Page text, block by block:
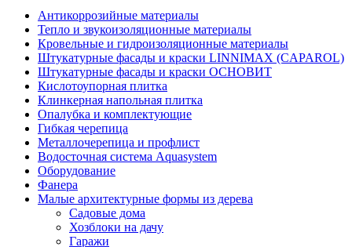
Антикоррозийные материалы
Тепло и звукоизоляционные материалы
Кровельные и гидроизоляционные материалы
Штукатурные фасады и краски LINNIMAX (CAPAROL)
Штукатурные фасады и краски ОСНОВИТ
Кислотоупорная плитка
Клинкерная напольная плитка
Опалубка и комплектующие
Гибкая черепица
Металлочерепица и профлист
Водосточная система Aquasystem
Оборудование
Фанера
Малые архитектурные формы из дерева
Садовые дома
Хозблоки на дачу
Гаражи